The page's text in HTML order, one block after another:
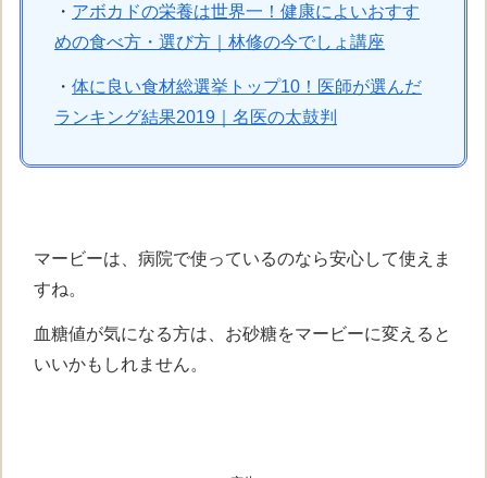
・ アボカドの栄養は世界一！健康によいおすす
めの食べ方・選び方｜林修の今でしょ講座
・体に良い食材総選挙トップ10！医師が選んだ
ランキング結果2019｜名医の太鼓判
マービーは、病院で使っているのなら安心して使えま
すね。
血糖値が気になる方は、お砂糖をマービーに変えると
いいかもしれません。